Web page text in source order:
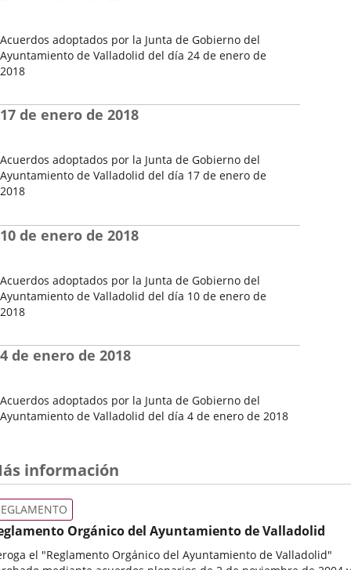
Acuerdos adoptados por la Junta de Gobierno del
Ayuntamiento de Valladolid del día 24 de enero de
2018
del
Pleno
Acuerdos adoptados por la Junta de Gobierno del
Ayuntamiento de Valladolid del día 17 de enero de
2018
del
Pleno
17 de enero de 2018
Acuerdos adoptados por la Junta de Gobierno del
Ayuntamiento de Valladolid del día 10 de enero de
2018
del
Pleno
10 de enero de 2018
Acuerdos adoptados por la Junta de Gobierno del
Ayuntamiento de Valladolid del día 4 de enero de 2018
Pleno
4 de enero de 2018
información
Orgánico del Ayuntamiento de Valladolid
el "Reglamento Orgánico del Ayuntamiento de Valladolid"